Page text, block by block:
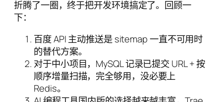
折腾了一圈，终于把开发环境搞定了。回顾一
下：
百度 API 主动推送是 sitemap 一直不可用时
的替代方案。
对于中小项目，MySQL 记录已提交 URL + 按
顺序增量扫描，完全够用，没必要上
Redis。